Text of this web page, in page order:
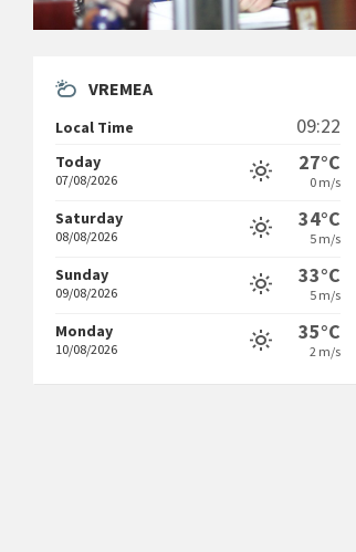
VREMEA
Local Time 09:22
Today
07/08/2026
27°C
0 m/s
Saturday
08/08/2026
34°C
5 m/s
Sunday
09/08/2026
33°C
5 m/s
Monday
10/08/2026
35°C
2 m/s